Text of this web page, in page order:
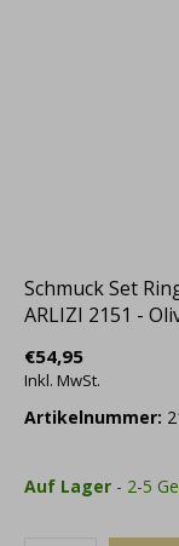
Schmuck Set
ARLIZI 2151 -
€54,95
Inkl. MwSt.
Artikelnummer:
Auf Lager - 2-5